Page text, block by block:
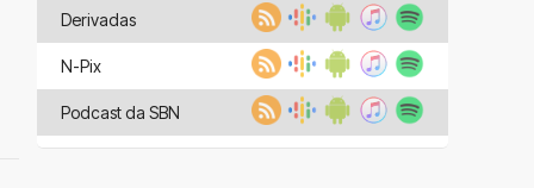
Derivadas
N-Pix
Podcast da SBN